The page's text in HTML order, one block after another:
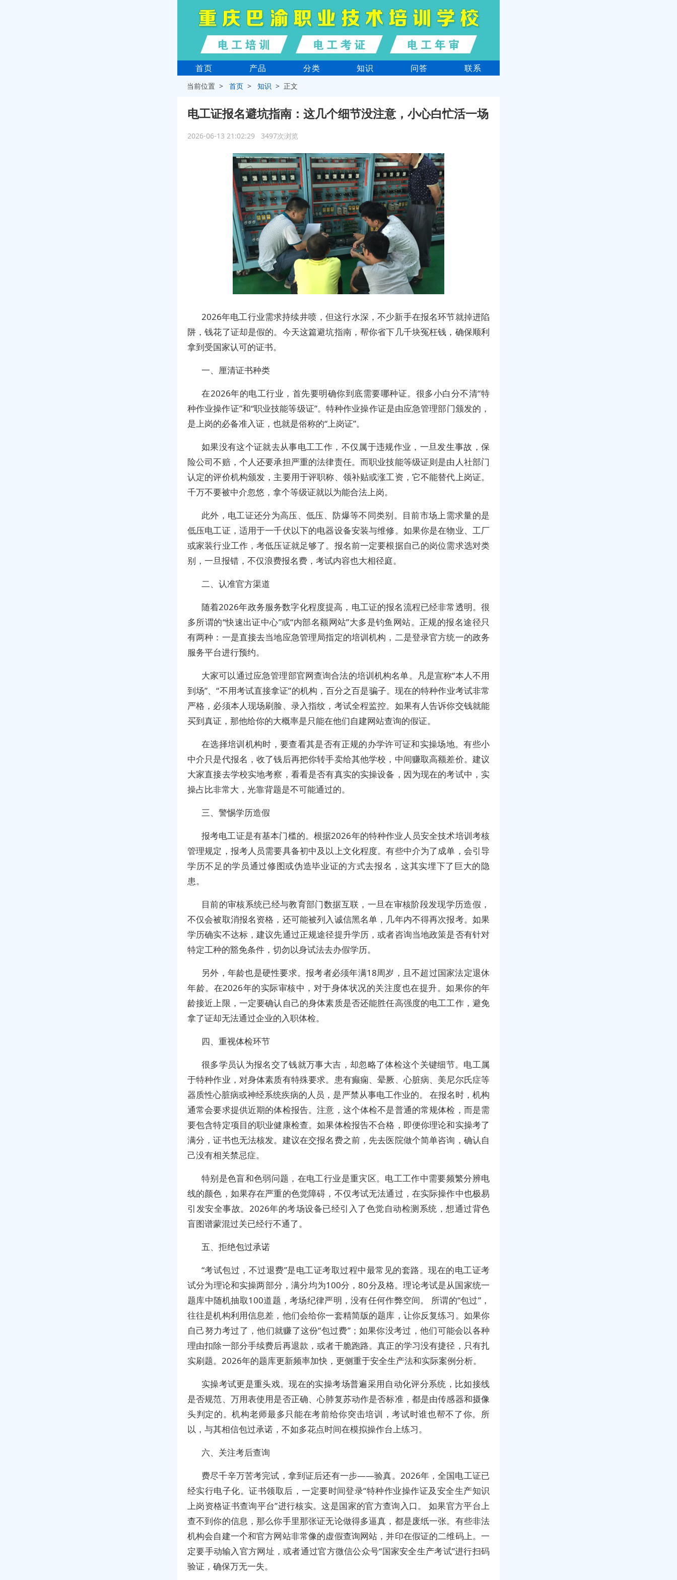
首页 产品 分类 知识 问答 联系
当前位置 >首页 >知识 > 正文
电工证报名避坑指南：这几个细节没注意，小心白忙活一场
2026-06-13 21:02:29 3497次浏览
2026年电工行业需求持续井喷，但这行水深，不少新手在报名环节就掉进陷
阱，钱花了证却是假的。今天这篇避坑指南，帮你省下几千块冤枉钱，确保顺利
拿到受国家认可的证书。
一、厘清证书种类
在2026年的电工行业，首先要明确你到底需要哪种证。很多小白分不清“特
种作业操作证”和“职业技能等级证”。特种作业操作证是由应急管理部门颁发的，
是上岗的必备准入证，也就是俗称的“上岗证”。
如果没有这个证就去从事电工工作，不仅属于违规作业，一旦发生事故，保
险公司不赔，个人还要承担严重的法律责任。而职业技能等级证则是由人社部门
认定的评价机构颁发，主要用于评职称、领补贴或涨工资，它不能替代上岗证。
千万不要被中介忽悠，拿个等级证就以为能合法上岗。
此外，电工证还分为高压、低压、防爆等不同类别。目前市场上需求量的是
低压电工证，适用于一千伏以下的电器设备安装与维修。如果你是在物业、工厂
或家装行业工作，考低压证就足够了。报名前一定要根据自己的岗位需求选对类
别，一旦报错，不仅浪费报名费，考试内容也大相径庭。
二、认准官方渠道
随着2026年政务服务数字化程度提高，电工证的报名流程已经非常透明。很
多所谓的“快速出证中心”或“内部名额网站”大多是钓鱼网站。正规的报名途径只
有两种：一是直接去当地应急管理局指定的培训机构，二是登录官方统一的政务
服务平台进行预约。
大家可以通过应急管理部官网查询合法的培训机构名单。凡是宣称“本人不用
到场”、“不用考试直接拿证”的机构，百分之百是骗子。现在的特种作业考试非常
严格，必须本人现场刷脸、录入指纹，考试全程监控。如果有人告诉你交钱就能
买到真证，那他给你的大概率是只能在他们自建网站查询的假证。
在选择培训机构时，要查看其是否有正规的办学许可证和实操场地。有些小
中介只是代报名，收了钱后再把你转手卖给其他学校，中间赚取高额差价。建议
大家直接去学校实地考察，看看是否有真实的实操设备，因为现在的考试中，实
操占比非常大，光靠背题是不可能通过的。
三、警惕学历造假
报考电工证是有基本门槛的。根据2026年的特种作业人员安全技术培训考核
管理规定，报考人员需要具备初中及以上文化程度。有些中介为了成单，会引导
学历不足的学员通过修图或伪造毕业证的方式去报名，这其实埋下了巨大的隐
患。
目前的审核系统已经与教育部门数据互联，一旦在审核阶段发现学历造假，
不仅会被取消报名资格，还可能被列入诚信黑名单，几年内不得再次报考。如果
学历确实不达标，建议先通过正规途径提升学历，或者咨询当地政策是否有针对
特定工种的豁免条件，切勿以身试法去办假学历。
另外，年龄也是硬性要求。报考者必须年满18周岁，且不超过国家法定退休
年龄。在2026年的实际审核中，对于身体状况的关注度也在提升。如果你的年
龄接近上限，一定要确认自己的身体素质是否还能胜任高强度的电工工作，避免
拿了证却无法通过企业的入职体检。
四、重视体检环节
很多学员认为报名交了钱就万事大吉，却忽略了体检这个关键细节。电工属
于特种作业，对身体素质有特殊要求。患有癫痫、晕厥、心脏病、美尼尔氏症等
器质性心脏病或神经系统疾病的人员，是严禁从事电工作业的。 在报名时，机构
通常会要求提供近期的体检报告。注意，这个体检不是普通的常规体检，而是需
要包含特定项目的职业健康检查。如果体检报告不合格，即便你理论和实操考了
满分，证书也无法核发。建议在交报名费之前，先去医院做个简单咨询，确认自
己没有相关禁忌症。
特别是色盲和色弱问题，在电工行业是重灾区。电工工作中需要频繁分辨电
线的颜色，如果存在严重的色觉障碍，不仅考试无法通过，在实际操作中也极易
引发安全事故。2026年的考场设备已经引入了色觉自动检测系统，想通过背色
盲图谱蒙混过关已经行不通了。
五、拒绝包过承诺
“考试包过，不过退费”是电工证考取过程中最常见的套路。现在的电工证考
试分为理论和实操两部分，满分均为100分，80分及格。理论考试是从国家统一
题库中随机抽取100道题，考场纪律严明，没有任何作弊空间。 所谓的“包过”，
往往是机构利用信息差，他们会给你一套精简版的题库，让你反复练习。如果你
自己努力考过了，他们就赚了这份“包过费”；如果你没考过，他们可能会以各种
理由扣除一部分手续费后再退款，或者干脆跑路。真正的学习没有捷径，只有扎
实刷题。2026年的题库更新频率加快，更侧重于安全生产法和实际案例分析。
实操考试更是重头戏。现在的实操考场普遍采用自动化评分系统，比如接线
是否规范、万用表使用是否正确、心肺复苏动作是否标准，都是由传感器和摄像
头判定的。机构老师最多只能在考前给你突击培训，考试时谁也帮不了你。所
以，与其相信包过承诺，不如多花点时间在模拟操作台上练习。
六、关注考后查询
费尽千辛万苦考完试，拿到证后还有一步——验真。2026年，全国电工证已
经实行电子化。证书领取后，一定要时间登录“特种作业操作证及安全生产知识
上岗资格证书查询平台”进行核实。这是国家的官方查询入口。 如果官方平台上
查不到你的信息，那么你手里那张证无论做得多逼真，都是废纸一张。有些非法
机构会自建一个和官方网站非常像的虚假查询网站，并印在假证的二维码上。一
定要手动输入官方网址，或者通过官方微信公众号“国家安全生产考试”进行扫码
验证，确保万无一失。